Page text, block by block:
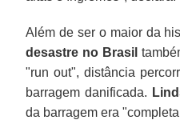
Além de ser o maior da
desastre no Brasil
"run out", distância
barragem danificada.
da barragem era